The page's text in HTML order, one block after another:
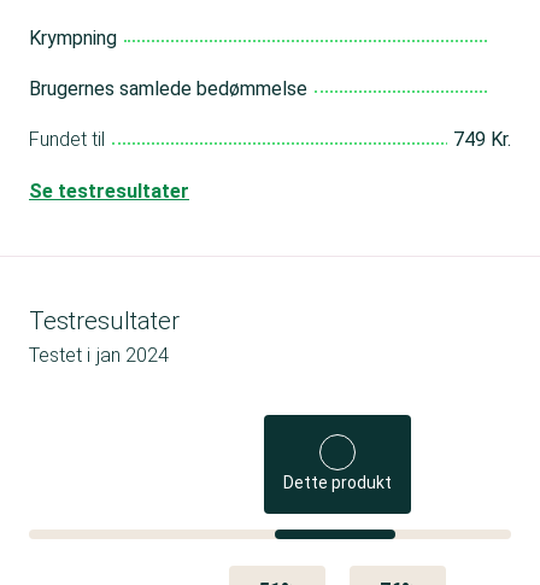
Krympning
Brugernes samlede bedømmelse
Fundet til 749 Kr.
Se testresultater
Testresultater
Testet i jan 2024
Dette produkt